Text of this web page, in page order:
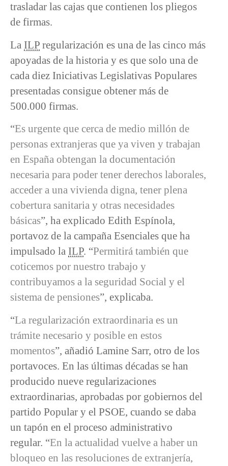
trasladar las cajas que contienen los pliegos
de firmas.
La ILP regularización es una de las cinco más
apoyadas de la historia y es que solo una de
cada diez Iniciativas Legislativas Populares
presentadas consigue obtener más de
500.000 firmas.
“Es urgente que cerca de medio millón de
personas extranjeras que ya viven y trabajan
en España obtengan la documentación
necesaria para poder tener derechos laborales,
acceder a una vivienda digna, tener plena
cobertura sanitaria y otras necesidades
básicas”, ha explicado Edith Espínola,
portavoz de la campaña Esenciales que ha
impulsado la ILP. “Permitirá también que
coticemos por nuestro trabajo y
contribuyamos a la seguridad Social y el
sistema de pensiones”, explicaba.
“La regularización extraordinaria es un
trámite necesario y posible en estos
momentos”, añadió Lamine Sarr, otro de los
portavoces. En las últimas décadas se han
producido nueve regularizaciones
extraordinarias, aprobadas por gobiernos del
partido Popular y el PSOE, cuando se daba
un tapón en el proceso administrativo
regular. “En la actualidad vuelve a haber un
bloqueo en las resoluciones de extranjería,